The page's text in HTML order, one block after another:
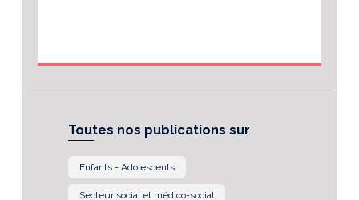
Toutes nos publications sur
Enfants - Adolescents
Secteur social et médico-social